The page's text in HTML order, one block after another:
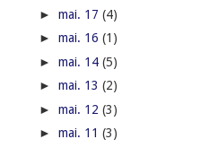
► mai. 17 (4)
► mai. 16 (1)
► mai. 14 (5)
► mai. 13 (2)
► mai. 12 (3)
► mai. 11 (3)